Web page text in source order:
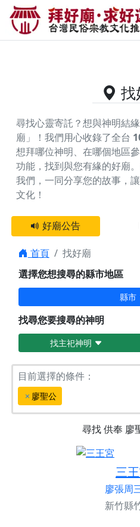
供奉廖聖公的好
好運 找到與您有
找
尋找心靈寄託？想與神明結
廟」！我們用心收錄了全台
想拜哪位神明、在哪個地區
功能，找到與您有緣的好廟。
我們，一同分享您的故事，
文化！
好廟公告
首頁
找好廟
選擇您想搜尋的縣市地區
縣市
找尋您要搜尋的神明
找主祀神明
目前選擇的條件：
廖聖公
尋找供奉 廖
三
廖張周
新竹縣